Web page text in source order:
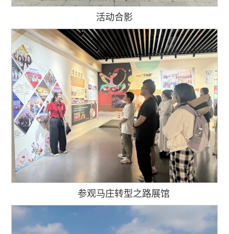
活动合影
参观马庄转型之路展馆